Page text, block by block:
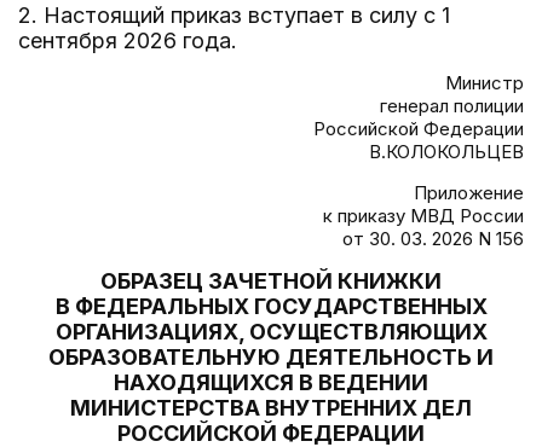
2. Настоящий приказ вступает в силу с 1
сентября 2026 года.
Министр
генерал полиции
Российской Федерации
В.КОЛОКОЛЬЦЕВ
Приложение
к приказу МВД России
от 30. 03. 2026 N 156
ОБРАЗЕЦ ЗАЧЕТНОЙ КНИЖКИ
В ФЕДЕРАЛЬНЫХ ГОСУДАРСТВЕННЫХ
ОРГАНИЗАЦИЯХ, ОСУЩЕСТВЛЯЮЩИХ
ОБРАЗОВАТЕЛЬНУЮ ДЕЯТЕЛЬНОСТЬ И
НАХОДЯЩИХСЯ В ВЕДЕНИИ
МИНИСТЕРСТВА ВНУТРЕННИХ ДЕЛ
РОССИЙСКОЙ ФЕДЕРАЦИИ